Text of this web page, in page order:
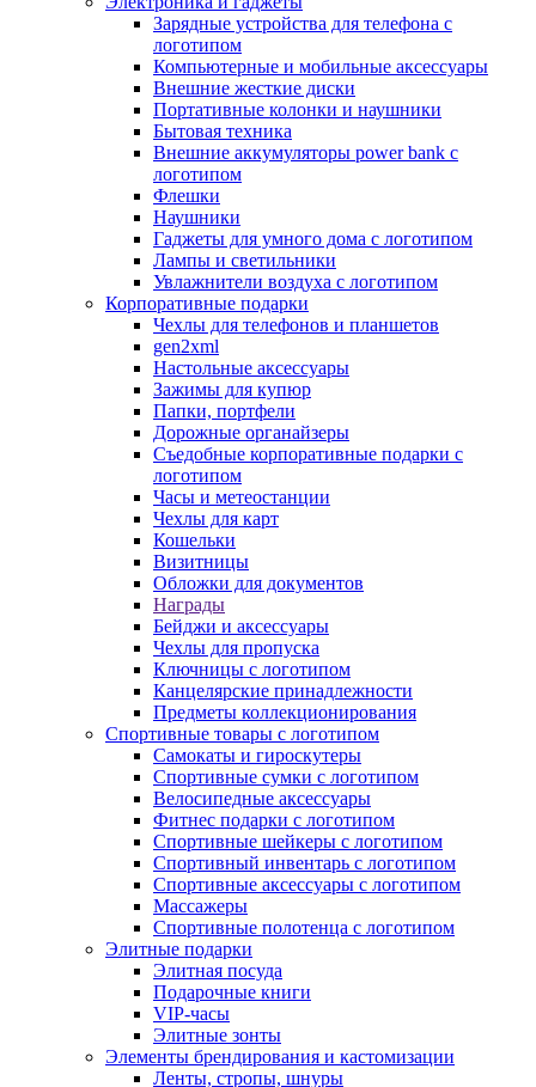
Зарядные устройства для телефона с
логотипом
Компьютерные и мобильные аксессуары
Внешние жесткие диски
Портативные колонки и наушники
Бытовая техника
Внешние аккумуляторы power bank с
логотипом
Флешки
Наушники
Гаджеты для умного дома с логотипом
Лампы и светильники
Увлажнители воздуха с логотипом
Корпоративные подарки
Чехлы для телефонов и планшетов
gen2xml
Настольные аксессуары
Зажимы для купюр
Папки, портфели
Дорожные органайзеры
Съедобные корпоративные подарки с
логотипом
Часы и метеостанции
Чехлы для карт
Кошельки
Визитницы
Обложки для документов
Награды
Бейджи и аксессуары
Чехлы для пропуска
Ключницы с логотипом
Канцелярские принадлежности
Предметы коллекционирования
Спортивные товары с логотипом
Самокаты и гироскутеры
Спортивные сумки с логотипом
Велосипедные аксессуары
Фитнес подарки с логотипом
Спортивные шейкеры с логотипом
Спортивный инвентарь с логотипом
Спортивные аксессуары с логотипом
Массажеры
Спортивные полотенца с логотипом
Элитные подарки
Элитная посуда
Подарочные книги
VIP-часы
Элитные зонты
Элементы брендирования и кастомизации
Ленты, стропы, шнуры